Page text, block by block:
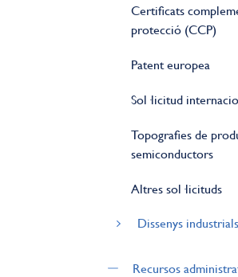
Certificats
protecció (CCP)
Patent europea
Sol·licitud
Topografies de
semiconductors
Altres sol·licituds
Dissenys industrials
Recursos